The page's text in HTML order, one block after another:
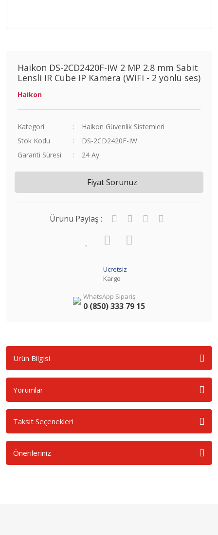
Haikon DS-2CD2420F-IW 2 MP 2.8 mm Sabit
Lensli IR Cube IP Kamera (WiFi - 2 yönlü ses)
Haikon
Kategori
Haikon Güvenlik Sistemleri
Stok Kodu
DS-2CD2420F-IW
Garanti Süresi
24 Ay
Fiyat Sorunuz
Ürünü Paylaş :
Ücretsiz
Kargo
WhatsApp Sipariş
0 (850) 333 79 15
Ürün Bilgisi
Yorumlar
Taksit Seçenekleri
Önerileriniz